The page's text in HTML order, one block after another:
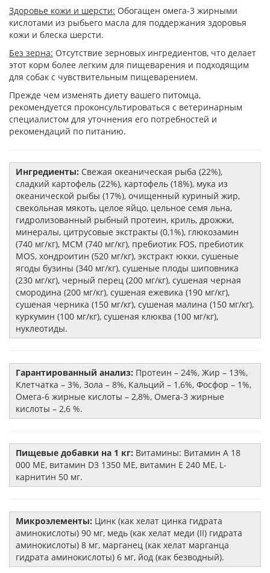
Здоровье кожи и шерсти: Обогащен омега-3 жирными
кислотами из рыбьего масла для поддержания здоровья
кожи и блеска шерсти.
Без зерна: Отсутствие зерновых ингредиентов, что делает
этот корм более легким для пищеварения и подходящим
для собак с чувствительным пищеварением.
Прежде чем изменять диету вашего питомца,
рекомендуется проконсультироваться с ветеринарным
специалистом для уточнения его потребностей и
рекомендаций по питанию.
Ингредиенты: Свежая океаническая рыба (22%),
сладкий картофель (22%), картофель (18%), мука из
океанической рыбы (17%), очищенный куриный жир,
свекольная мякоть, целое яйцо, цельное семя льна,
гидролизованный рыбный протеин, криль, дрожжи,
минералы, цитрусовые экстракты (0,1%), глюкозамин
(740 мг/кг), МСМ (740 мг/кг), пребиотик FOS, пребиотик
MOS, хондроитин (520 мг/кг), экстракт юкки, сушеные
ягоды бузины (340 мг/кг), сушеные плоды шиповника
(230 мг/кг), черный перец (200 мг/кг), сушеная черная
смородина (200 мг/кг), сушеная ежевика (190 мг/кг),
сушеная черника (150 мг/кг), сушеная малина (150 мг/кг),
куркумин (100 мг/кг), сушеная клюква (100 мг/кг),
нуклеотиды.
Гарантированный анализ: Протеин – 24%, Жир – 13%,
Клетчатка – 3%, Зола – 8%, Кальций – 1,6%, Фосфор – 1%,
Омега-6 жирные кислоты – 2,8%, Омега-3 жирные
кислоты – 2,6 %.
Пищевые добавки на 1 кг: Витамины: Витамин А 18
000 МЕ, витамин D3 1350 МЕ, витамин Е 240 МЕ, L-
карнитин 50 мг.
Микроэлементы: Цинк (как хелат цинка гидрата
аминокислоты) 90 мг, медь (как хелат меди (II) гидрата
аминокислоты) 8 мг, марганец (как хелат марганца
гидрата аминокислоты) 6 мг, йод (как безводный).